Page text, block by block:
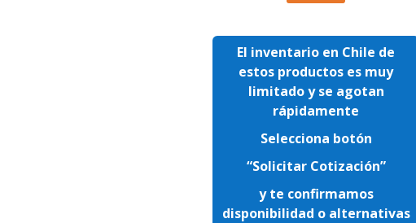
El inventario en Chile de
estos productos es muy
limitado y se agotan
rápidamente
Selecciona botón
“Solicitar Cotización”
y te confirmamos
disponibilidad o alternativas